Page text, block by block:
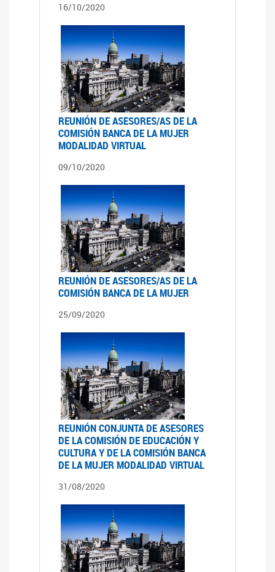
16/10/2020
REUNIÓN DE ASESORES/AS DE LA
COMISIÓN BANCA DE LA MUJER
MODALIDAD VIRTUAL
09/10/2020
REUNIÓN DE ASESORES/AS DE LA
COMISIÓN BANCA DE LA MUJER
25/09/2020
REUNIÓN CONJUNTA DE ASESORES
DE LA COMISIÓN DE EDUCACIÓN Y
CULTURA Y DE LA COMISIÓN BANCA
DE LA MUJER MODALIDAD VIRTUAL
31/08/2020